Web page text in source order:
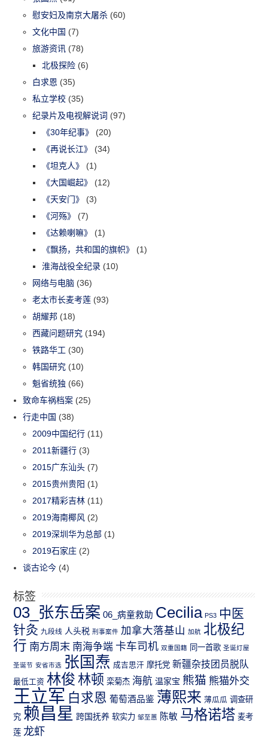
慰安妇及南京大屠杀 (60)
文化中国 (7)
旅游资讯 (78)
北极探险 (6)
白求恩 (35)
私立学校 (35)
纪录片及电视解说词 (97)
《30年纪事》
(20)
《再说长江》
(34)
《坦克人》
(1)
《大国崛起》
(12)
《天安门》
(3)
《河殇》
(7)
《达赖喇嘛》
(1)
《飘扬，共和国的旗帜》
(1)
淮海战役全纪录 (10)
网络与电脑 (36)
老太市长麦考莲 (93)
胡耀邦 (18)
西藏问题研究 (194)
铁路华工 (30)
韩国研究 (10)
魁省统独 (66)
致命车祸档案 (25)
行走中国 (38)
2009中国纪行 (11)
2011新疆行 (3)
2015广东汕头 (7)
2015贵州贵阳 (1)
2017精彩吉林 (11)
2019海南椰风 (2)
2019深圳华为总部 (1)
2019石家庄 (2)
谈古论今 (4)
标签
03_张东岳案 06_病童救助 Cecilia PS3 中医
针灸 九段线 人头税 刑事案件 加拿大落基山 加航 北极纪
行 南方周末 南海争端 卡车司机 双重国籍 同一首歌 圣诞灯屋
圣诞节 安省市选 张国焘 成吉思汗 摩托党 新疆杂技团员脱队
最低工资 林俊 林顿 栾菊杰 海航 温家宝 熊猫 熊猫外交
王立军 白求恩 葡萄酒品鉴 薄熙来 薄瓜瓜 调查研
究 赖昌星 跨国抚养 软实力 邹至蕙 陈敏 马格诺塔 麦考
莲 龙虾